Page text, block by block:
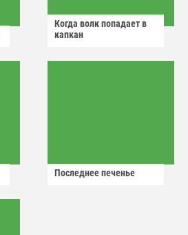
Когда волк попадает в
капкан
Последнее печенье